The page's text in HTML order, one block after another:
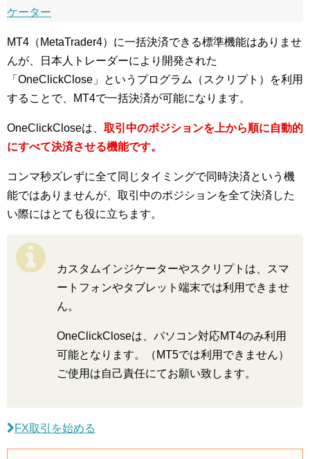
ケーター
MT4（MetaTrader4）に一括決済できる標準機能はありませ
んが、日本人トレーダーにより開発された
「OneClickClose」というプログラム（スクリプト）を利用
することで、MT4で一括決済が可能になります。
OneClickCloseは、 取引中のポジションを上から順に自動的
にすべて決済させる機能です。
コンマ秒ズレずに全て同じタイミングで同時決済という機
能ではありませんが、取引中のポジションを全て決済した
い際にはとても役に立ちます。
カスタムインジケーターやスクリプトは、スマ
ートフォンやタブレット端末では利用できませ
ん。
OneClickCloseは、パソコン対応MT4のみ利用
可能となります。（MT5では利用できません）
ご使用は自己責任にてお願い致します。
FX取引を始める